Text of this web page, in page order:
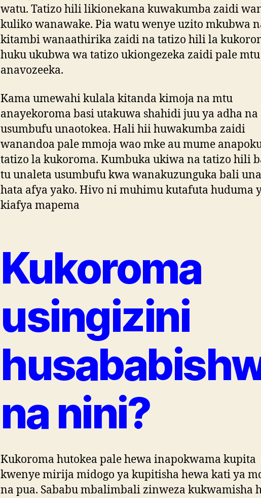
watu. Tatizo hili likionekana kuwakumba zaidi
kuliko wanawake. Pia watu wenye uzito mkubwa
kitambi wanaathirika zaidi na tatizo hili la
huku ukubwa wa tatizo ukiongezeka zaidi pale mtu
anavozeeka.
Kama umewahi kulala kitanda kimoja na mtu
anayekoroma basi utakuwa shahidi juu ya adha na
usumbufu unaotokea. Hali hii huwakumba zaidi
wanandoa pale mmoja wao mke au mume
tatizo la kukoroma. Kumbuka ukiwa na tatizo hili
tu unaleta usumbufu kwa wanakuzunguka bali
hata afya yako. Hivo ni muhimu kutafuta huduma
kiafya mapema
Kukoroma
usingizini
na nini?
Kukoroma hutokea pale hewa inapokwama kupita
kwenye mirija midogo ya kupitisha hewa kati ya
na pua. Sababu mbalimbali zinweza kukwamisha